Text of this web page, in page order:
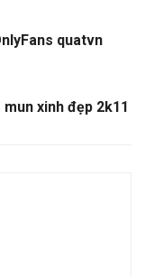
quatvn
xinh đẹp 2k11